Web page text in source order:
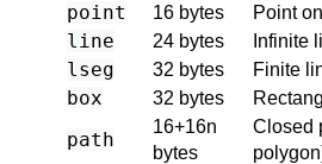
point 16 bytes Point
line 24 bytes Infinite
lseg 32 bytes Finite
box 32 bytes
path
16+16n
bytes
Closed